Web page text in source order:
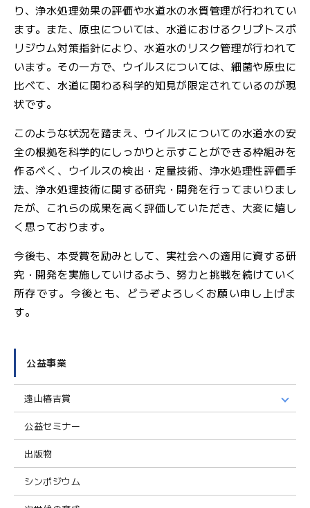
り、浄水処理効果の評価や水道水の水質管理が行われてい
ます。また、原虫については、水道におけるクリプトスポ
リジウム対策指針により、水道水のリスク管理が行われて
います。その一方で、ウイルスについては、細菌や原虫に
比べて、水道に関わる科学的知見が限定されているのが現
状です。
このような状況を踏まえ、ウイルスについての水道水の安
全の根拠を科学的にしっかりと示すことができる枠組みを
作るべく、ウイルスの検出・定量技術、浄水処理性評価手
法、浄水処理技術に関する研究・開発を行ってまいりまし
たが、これらの成果を高く評価していただき、大変に嬉し
く思っております。
今後も、本受賞を励みとして、実社会への適用に資する研
究・開発を実施していけるよう、努力と挑戦を続けていく
所存です。今後とも、どうぞよろしくお願い申し上げま
す。
公益事業
遠山椿吉賞
公益セミナー
出版物
シンポジウム